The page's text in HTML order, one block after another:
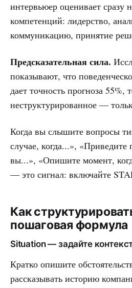
интервьюер оценивает сразу
компетенций: лидерство,
коммуникацию, принятие
Предсказательная сила.
показывают, что
дает точность прогноза 55%,
неструктурированное —
Когда вы слышите вопросы
случае, когда...», «Приведите
вы...», «Опишите момент,
— это сигнал: включайте
Как
пошаговая формула
Situation — задайте
Кратко опишите
рассказывать историю